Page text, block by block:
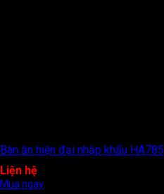
Bàn ăn hiện đại nhập khẩu HA785
Liện hệ
Mua ngay